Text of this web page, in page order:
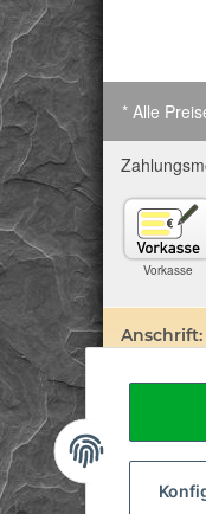
* Alle
Vorkasse
Anschrift:
Frau Karin
D-75391